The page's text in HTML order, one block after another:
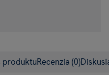
produktuRecenzia (0)